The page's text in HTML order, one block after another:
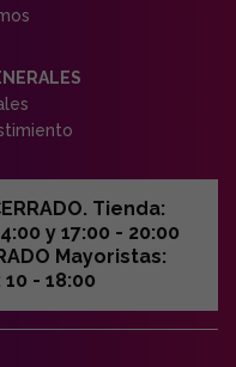
Tienda:
y 17:00 - 20:00
Mayoristas:
- 18:00